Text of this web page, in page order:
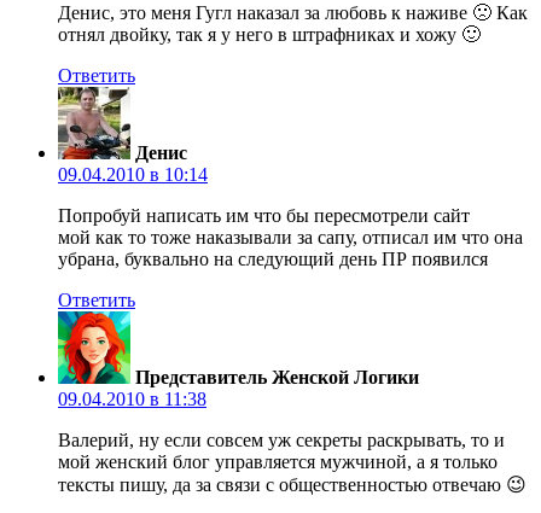
Денис, это меня Гугл наказал за любовь к наживе 🙁 Как
отнял двойку, так я у него в штрафниках и хожу 🙂
Ответить
Денис
09.04.2010 в 10:14
Попробуй написать им что бы пересмотрели сайт
мой как то тоже наказывали за сапу, отписал им что она
убрана, буквально на следующий день ПР появился
Ответить
Представитель Женской Логики
09.04.2010 в 11:38
Валерий, ну если совсем уж секреты раскрывать, то и
мой женский блог управляется мужчиной, а я только
тексты пишу, да за связи с общественностью отвечаю 😉